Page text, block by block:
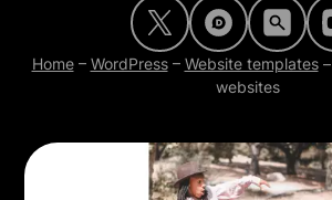
Home– WordPress– Website templates–
websites